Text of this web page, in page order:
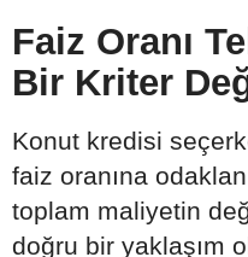
Faiz Oranı
Bir Kriter
Konut kredisi
faiz oranına
toplam maliyetin
doğru bir yaklaşım